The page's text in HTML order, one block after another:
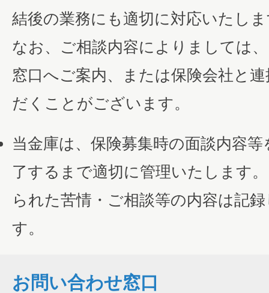
結後の業務にも適切に対応いたし
なお、ご相談内容によりましては
窓口へご案内、または保険会社と
だくことがございます。
当金庫は、保険募集時の面談内容
了するまで適切に管理いたします
られた苦情・ご相談等の内容は記
す。
お問い合わせ窓口